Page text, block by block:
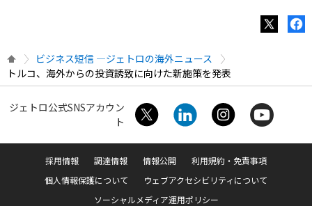
ビジネス短信 ―ジェトロの海外ニュース
トルコ、海外からの投資誘致に向けた新施策を発表
ジェトロ公式SNSアカウン
ト
採用情報 調達情報 情報公開
利用規約・免責事項
個人情報保護について
ウェブアクセシビリティについて
ソーシャルメディア運用ポリシー